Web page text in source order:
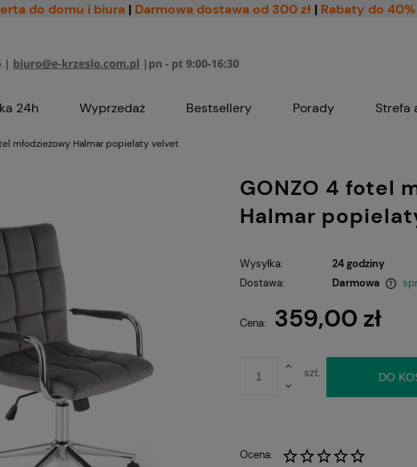
do domu i biura | Darmowa dostawa od 300 zł | Rabaty do 40%
24h Wyprzedaż Bestsellery Porady Strefa
młodzieżowy Halmar popielaty velvet
GONZO 4 fotel
Halmar
Wysyłka:
24 godziny
Dostawa:
Darmowa
Cena nie zawiera ewentualnych kosztów
Cena: 359,00 zł
szt. DO
Ocena: